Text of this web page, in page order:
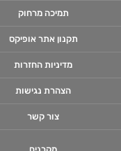
תמיכה מרחוק
תקנון אתר אופיקס
מדיניות החזרות
הצהרת נגישות
צור קשר